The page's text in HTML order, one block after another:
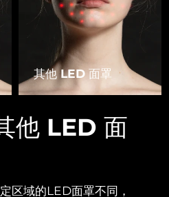
其他 LED 面罩
他 LED 面
区域的LED面罩不同，